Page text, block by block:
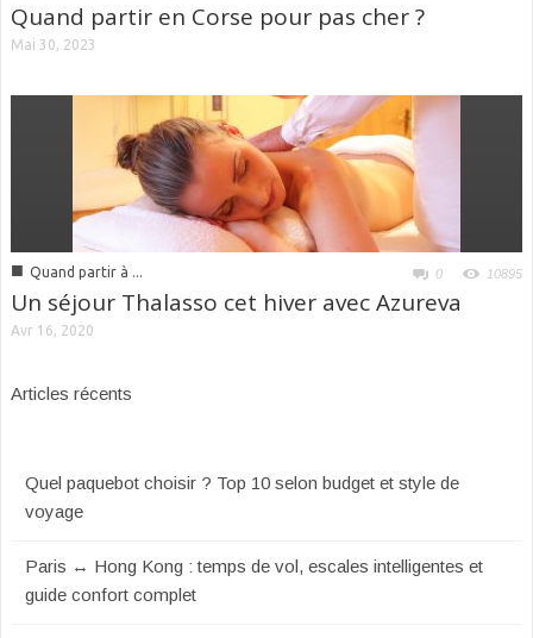
Quand partir en Corse pour pas cher ?
Mai 30, 2023
■ Quand partir à ... 0 10895
Un séjour Thalasso cet hiver avec Azureva
Avr 16, 2020
Articles récents
Quel paquebot choisir ? Top 10 selon budget et style de
voyage
Paris ↔ Hong Kong : temps de vol, escales intelligentes et
guide confort complet